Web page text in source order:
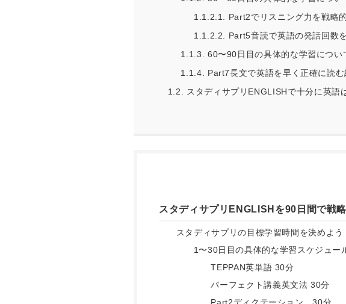
1.1.2.1.
Part2でリスニング力を戦略
1.1.2.2.
Part5音読で英語の発話回数
1.1.3.
60〜90日目の具体的な学習につい
1.1.4.
Part7長文で英語を早く正確に読む
1.2.
スタディサプリENGLISHで十分に英語
スタディサプリENGLISHを90日間で戦
スタディサプリの目標学習時間を決めよう
1〜30日目の具体的な学習スケジュー
TEPPAN英単語 30分
パーフェクト講義英文法 30分
Part2ディクテーション 30分